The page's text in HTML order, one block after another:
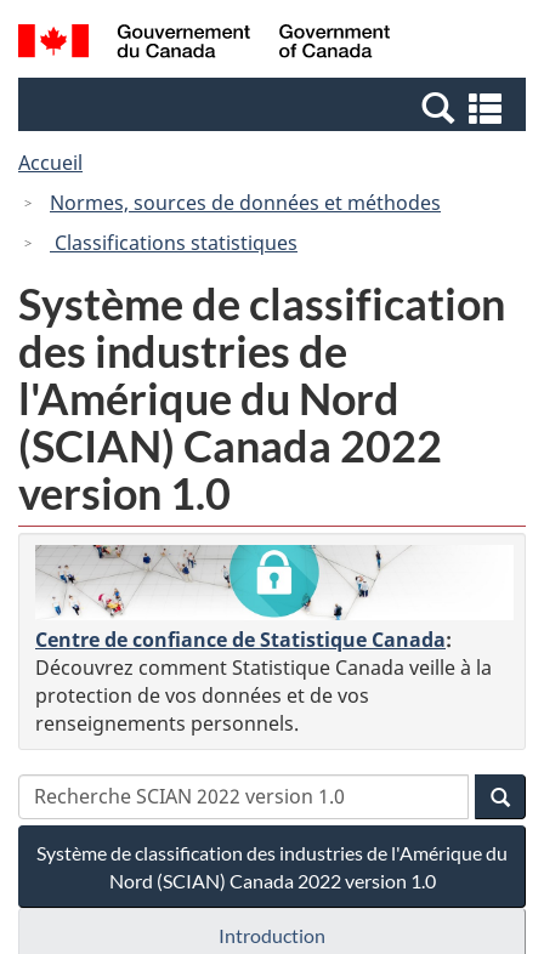
Passer
au
Passer
au
Passer
à
Canada
Recherche
et
et
Accueil
Normes, sources de données et méthodes
Classifications statistiques
Système de classification
des industries de
l'Amérique du Nord
(SCIAN) Canada 2022
version 1.0
Centre de confiance de Statistique Canada:
Découvrez comment Statistique Canada veille à la
protection de vos données et de vos
renseignements personnels.
Système de classification des industries de l'Amérique du
Nord (SCIAN) Canada 2022 version 1.0
Introduction